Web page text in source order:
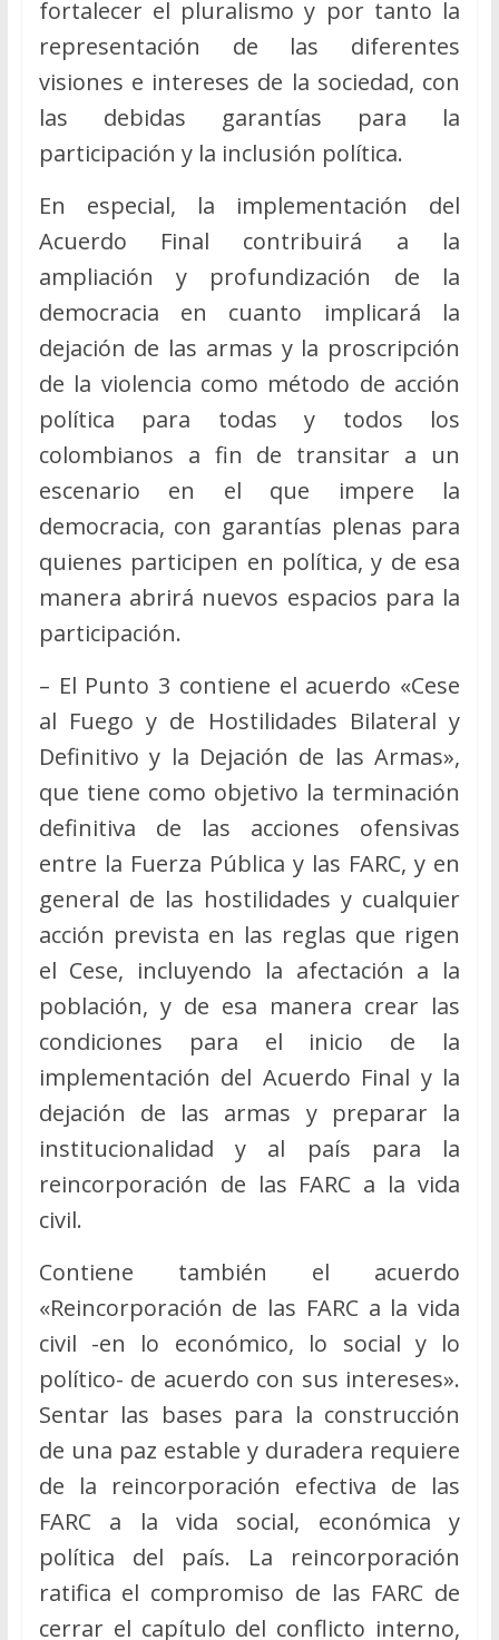
fortalecer el pluralismo y por tanto la
representación de las diferentes
visiones e intereses de la sociedad, con
las debidas garantías para la
participación y la inclusión política.
En especial, la implementación del
Acuerdo Final contribuirá a la
ampliación y profundización de la
democracia en cuanto implicará la
dejación de las armas y la proscripción
de la violencia como método de acción
política para todas y todos los
colombianos a fin de transitar a un
escenario en el que impere la
democracia, con garantías plenas para
quienes participen en política, y de esa
manera abrirá nuevos espacios para la
participación.
– El Punto 3 contiene el acuerdo «Cese
al Fuego y de Hostilidades Bilateral y
Definitivo y la Dejación de las Armas»,
que tiene como objetivo la terminación
definitiva de las acciones ofensivas
entre la Fuerza Pública y las FARC, y en
general de las hostilidades y cualquier
acción prevista en las reglas que rigen
el Cese, incluyendo la afectación a la
población, y de esa manera crear las
condiciones para el inicio de la
implementación del Acuerdo Final y la
dejación de las armas y preparar la
institucionalidad y al país para la
reincorporación de las FARC a la vida
civil.
Contiene también el acuerdo
«Reincorporación de las FARC a la vida
civil -en lo económico, lo social y lo
político- de acuerdo con sus intereses».
Sentar las bases para la construcción
de una paz estable y duradera requiere
de la reincorporación efectiva de las
FARC a la vida social, económica y
política del país. La reincorporación
ratifica el compromiso de las FARC de
cerrar el capítulo del conflicto interno,